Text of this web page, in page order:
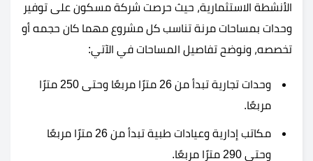
الأنشطة الاستثمارية، حيث حرصت شركة مسكون على توفير
وحدات بمساحات مرنة تناسب كل مشروع مهما كان حجمه أو
تخصصه، ونوضح تفاصيل المساحات في الآتي:
وحدات تجارية تبدأ من 26 مترًا مربعًا وحتى 250 مترًا
مربعًا.
مكاتب إدارية وعيادات طبية تبدأ من 26 مترًا مربعًا
وحتى 290 مترًا مربعًا.